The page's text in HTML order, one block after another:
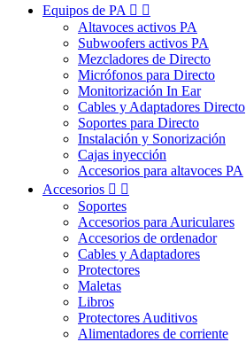
Equipos de PA  
Altavoces activos PA
Subwoofers activos PA
Mezcladores de Directo
Micrófonos para Directo
Monitorización In Ear
Cables y Adaptadores Directo
Soportes para Directo
Instalación y Sonorización
Cajas inyección
Accesorios para altavoces PA
Accesorios  
Soportes
Accesorios para Auriculares
Accesorios de ordenador
Cables y Adaptadores
Protectores
Maletas
Libros
Protectores Auditivos
Alimentadores de corriente